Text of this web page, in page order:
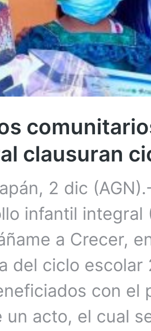
clausuran
2 dic
infantil
a Crecer,
del ciclo
con el
un acto, el cual